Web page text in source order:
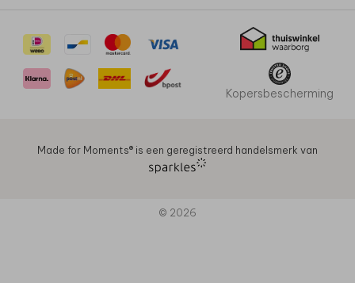
Kopersbescherming
Made for Moments®️ is een geregistreerd handelsmerk van
© 2026